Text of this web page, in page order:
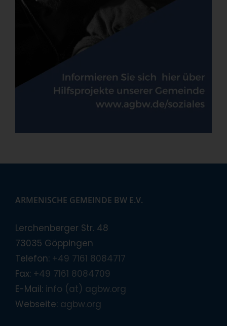
ARMENISCHE GEMEINDE BW E.V.
Lerchenberger Str. 48
73035 Göppingen
Telefon: +49 7161 8084717
Fax: +49 7161 8084709
E-Mail: info (at) agbw.org
Webseite: agbw.org